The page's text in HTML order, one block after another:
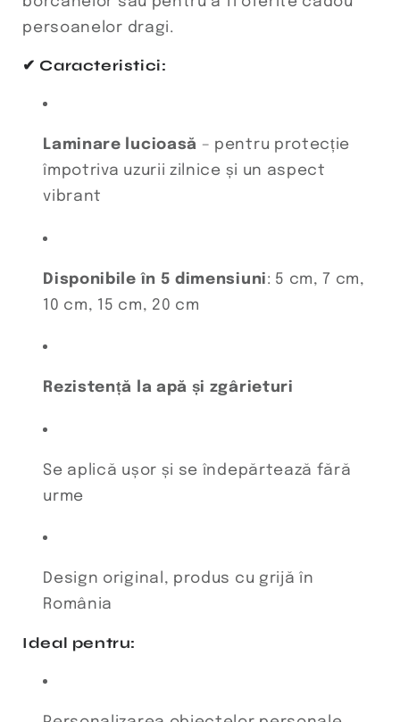
persoanelor dragi.
✔ Caracteristici:
Laminare lucioasă – pentru protecție
împotriva uzurii zilnice și un aspect
vibrant
Disponibile în 5 dimensiuni: 5 cm, 7 cm,
10 cm, 15 cm, 20 cm
Rezistență la apă și zgârieturi
Se aplică ușor și se îndepărtează fără
urme
Design original, produs cu grijă în
România
Ideal pentru: